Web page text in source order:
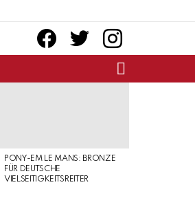
facebooktwitter instagram
PONY-EM LE MANS: BRONZE
FÜR DEUTSCHE
VIELSEITIGKEITSREITER